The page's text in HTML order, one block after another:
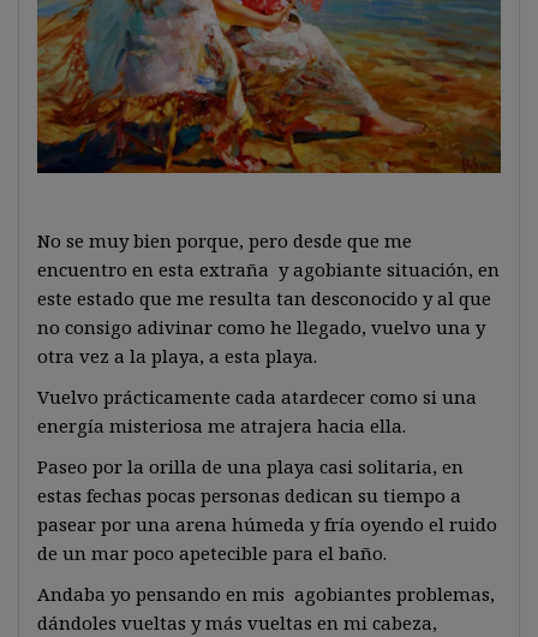
No se muy bien porque, pero desde que me
encuentro en esta extraña y agobiante situación, en
este estado que me resulta tan desconocido y al que
no consigo adivinar como he llegado, vuelvo una y
otra vez a la playa, a esta playa.
Vuelvo prácticamente cada atardecer como si una
energía misteriosa me atrajera hacia ella.
Paseo por la orilla de una playa casi solitaria, en
estas fechas pocas personas dedican su tiempo a
pasear por una arena húmeda y fría oyendo el ruido
de un mar poco apetecible para el baño.
Andaba yo pensando en mis agobiantes problemas,
dándoles vueltas y más vueltas en mi cabeza,